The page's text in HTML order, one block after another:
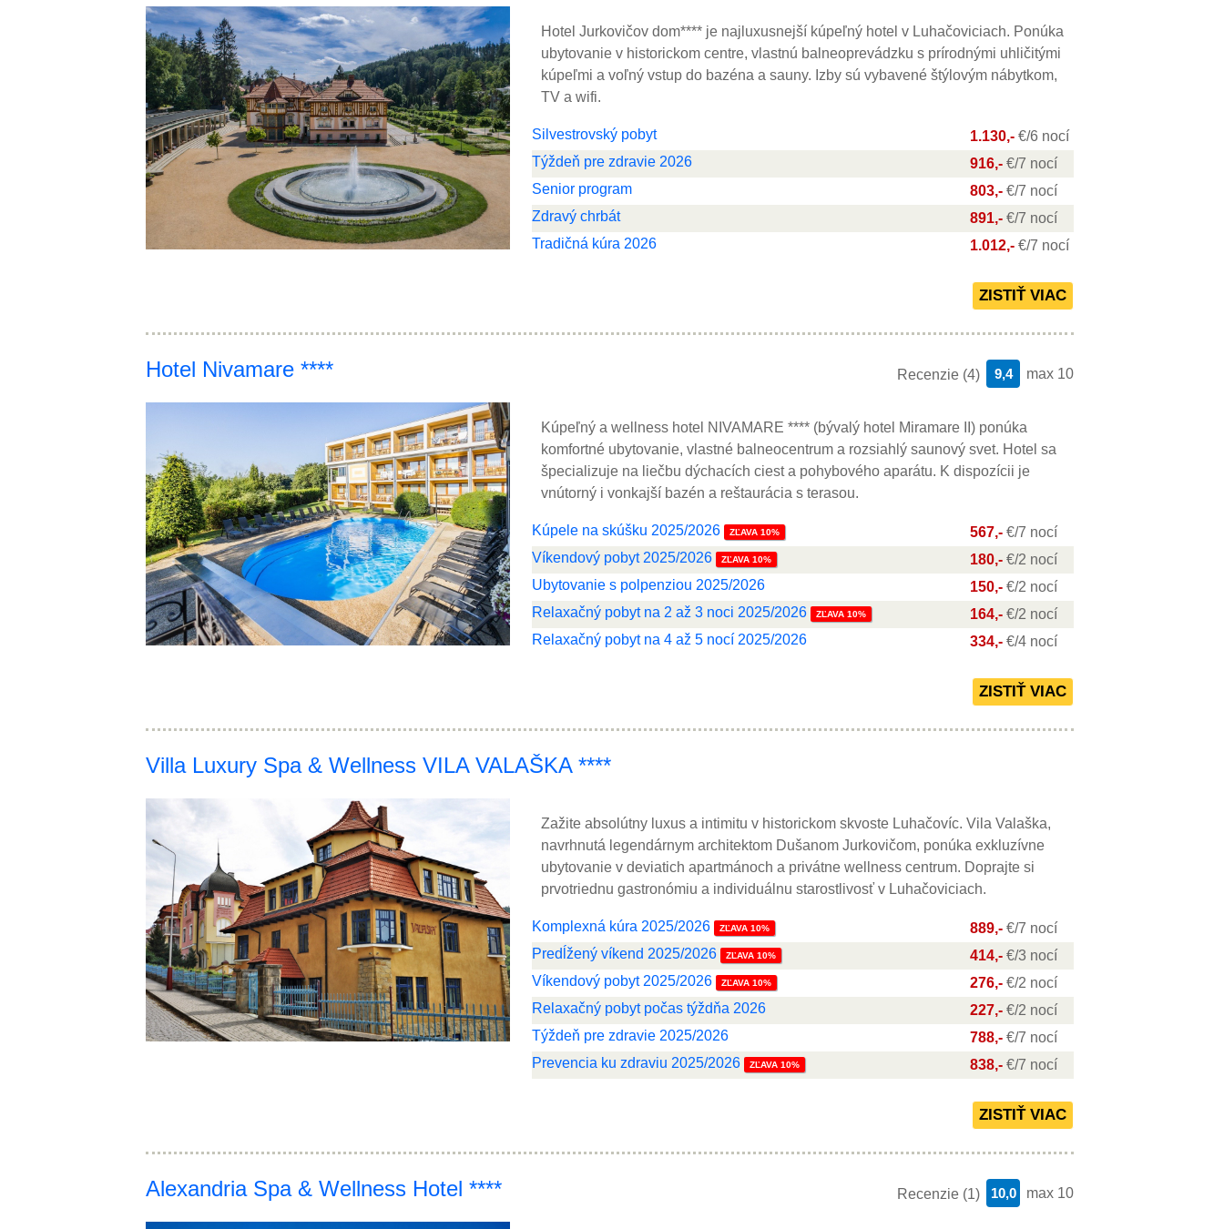
Hotel Jurkovičov dom**** je najluxusnejší kúpeľný hotel v Luhačoviciach. Ponúka
ubytovanie v historickom centre, vlastnú balneoprevádzku s prírodnými uhličitými
kúpeľmi a voľný vstup do bazéna a sauny. Izby sú vybavené štýlovým nábytkom,
TV a wifi.
Silvestrovský pobyt 1.130,- €/6 nocí
Týždeň pre zdravie 2026
916,- €/7 nocí
Senior program
803,- €/7 nocí
Zdravý chrbát
891,- €/7 nocí
Tradičná kúra 2026
1.012,- €/7 nocí
Recenzie (4) max 10
9,4
Hotel Nivamare ****
Kúpeľný a wellness hotel NIVAMARE **** (bývalý hotel Miramare II) ponúka
komfortné ubytovanie, vlastné balneocentrum a rozsiahlý saunový svet. Hotel sa
špecializuje na liečbu dýchacích ciest a pohybového aparátu. K dispozícii je
vnútorný i vonkajší bazén a reštaurácia s terasou.
Kúpele na skúšku 2025/2026 ZĽAVA 10% 567,- €/7 nocí
Víkendový pobyt 2025/2026
ZĽAVA 10% 180,- €/2 nocí
Ubytovanie s polpenziou 2025/2026
150,- €/2 nocí
Relaxačný pobyt na 2 až 3 noci 2025/2026
ZĽAVA 10% 164,- €/2 nocí
Relaxačný pobyt na 4 až 5 nocí 2025/2026
334,- €/4 nocí
Villa Luxury Spa & Wellness VILA VALAŠKA ****
Zažite absolútny luxus a intimitu v historickom skvoste Luhačovíc. Vila Valaška,
navrhnutá legendárnym architektom Dušanom Jurkovičom, ponúka exkluzívne
ubytovanie v deviatich apartmánoch a privátne wellness centrum. Doprajte si
prvotriednu gastronómiu a individuálnu starostlivosť v Luhačoviciach.
Komplexná kúra 2025/2026 ZĽAVA 10% 889,- €/7 nocí
Predĺžený víkend 2025/2026
ZĽAVA 10% 414,- €/3 nocí
Víkendový pobyt 2025/2026
ZĽAVA 10% 276,- €/2 nocí
Relaxačný pobyt počas týždňa 2026
227,- €/2 nocí
Týždeň pre zdravie 2025/2026
788,- €/7 nocí
Prevencia ku zdraviu 2025/2026
ZĽAVA 10% 838,- €/7 nocí
Recenzie (1) max 10
10,0
Alexandria Spa & Wellness Hotel ****